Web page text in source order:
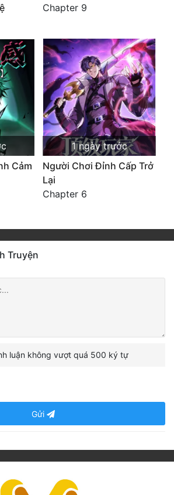
Chapter 9
Cảm
1 ngày trước
Người Chơi Đỉnh Cấp Trở
Lại
Chapter 6
Truyện
luận không vượt quá 500 ký tự
Gửi